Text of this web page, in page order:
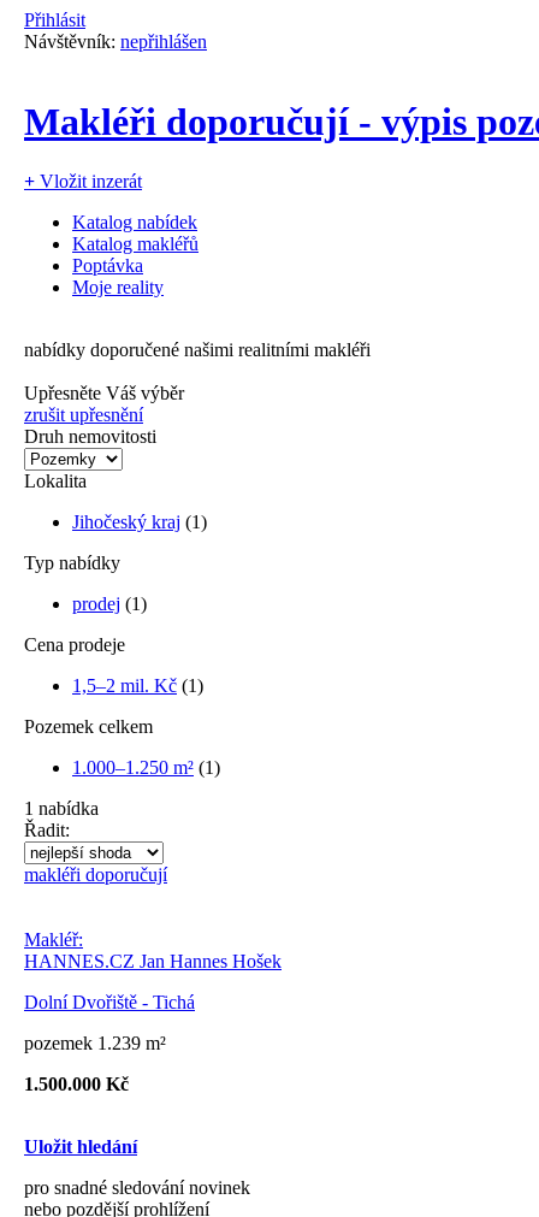
Přihlásit
Návštěvník: nepřihlášen
Makléři doporučují - výpis
+ Vložit inzerát
Katalog nabídek
Katalog makléřů
Poptávka
Moje reality
nabídky doporučené našimi realitními makléři
Upřesněte Váš výběr
zrušit upřesnění
Druh nemovitosti
Lokalita
Jihočeský kraj (1)
Typ nabídky
prodej (1)
Cena prodeje
1,5–2 mil. Kč (1)
Pozemek celkem
1.000–1.250 m² (1)
1 nabídka
Řadit:
makléři doporučují
Makléř:
HANNES.CZ Jan Hannes Hošek
Dolní Dvořiště - Tichá
pozemek 1.239 m²
1.500.000 Kč
Uložit hledání
pro snadné sledování novinek
nebo pozdější prohlížení